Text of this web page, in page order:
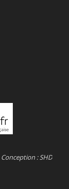
Conception : SHD